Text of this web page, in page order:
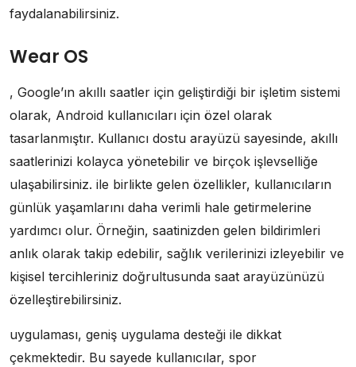
faydalanabilirsiniz.
Wear OS
, Google’ın akıllı saatler için geliştirdiği bir işletim sistemi
olarak, Android kullanıcıları için özel olarak
tasarlanmıştır. Kullanıcı dostu arayüzü sayesinde, akıllı
saatlerinizi kolayca yönetebilir ve birçok işlevselliğe
ulaşabilirsiniz. ile birlikte gelen özellikler, kullanıcıların
günlük yaşamlarını daha verimli hale getirmelerine
yardımcı olur. Örneğin, saatinizden gelen bildirimleri
anlık olarak takip edebilir, sağlık verilerinizi izleyebilir ve
kişisel tercihleriniz doğrultusunda saat arayüzünüzü
özelleştirebilirsiniz.
uygulaması, geniş uygulama desteği ile dikkat
çekmektedir. Bu sayede kullanıcılar, spor